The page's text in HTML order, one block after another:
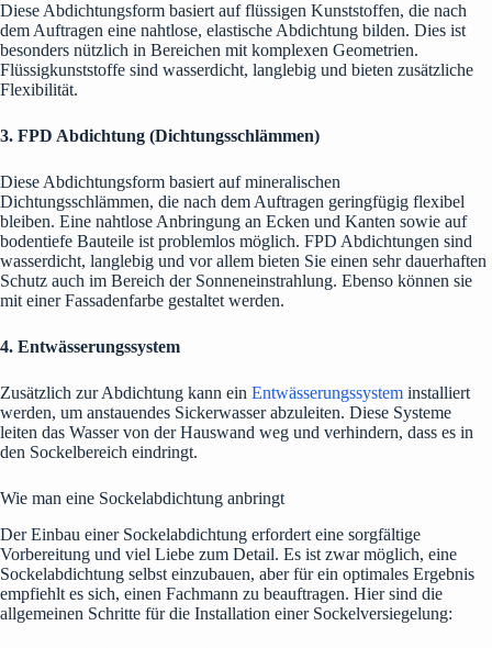
Diese Abdichtungsform basiert auf flüssigen Kunststoffen, die nach
dem Auftragen eine nahtlose, elastische Abdichtung bilden. Dies ist
besonders nützlich in Bereichen mit komplexen Geometrien.
Flüssigkunststoffe sind wasserdicht, langlebig und bieten zusätzliche
Flexibilität.
3. FPD Abdichtung (Dichtungsschlämmen)
Diese Abdichtungsform basiert auf mineralischen
Dichtungsschlämmen, die nach dem Auftragen geringfügig flexibel
bleiben. Eine nahtlose Anbringung an Ecken und Kanten sowie auf
bodentiefe Bauteile ist problemlos möglich. FPD Abdichtungen sind
wasserdicht, langlebig und vor allem bieten Sie einen sehr dauerhaften
Schutz auch im Bereich der Sonneneinstrahlung. Ebenso können sie
mit einer Fassadenfarbe gestaltet werden.
4. Entwässerungssystem
Zusätzlich zur Abdichtung kann ein Entwässerungssystem installiert
werden, um anstauendes Sickerwasser abzuleiten. Diese Systeme
leiten das Wasser von der Hauswand weg und verhindern, dass es in
den Sockelbereich eindringt.
Wie man eine Sockelabdichtung anbringt
Der Einbau einer Sockelabdichtung erfordert eine sorgfältige
Vorbereitung und viel Liebe zum Detail. Es ist zwar möglich, eine
Sockelabdichtung selbst einzubauen, aber für ein optimales Ergebnis
empfiehlt es sich, einen Fachmann zu beauftragen. Hier sind die
allgemeinen Schritte für die Installation einer Sockelversiegelung: